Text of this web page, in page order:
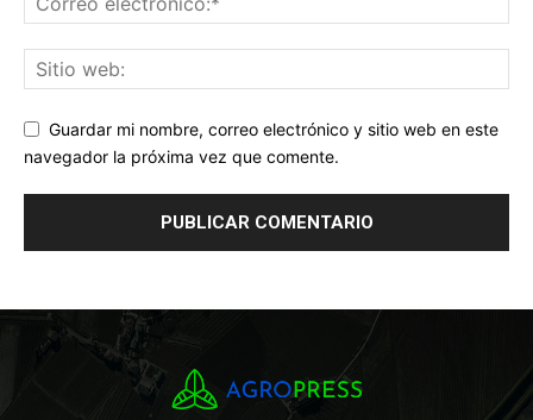
Guardar mi nombre, correo electrónico y sitio web en este
navegador la próxima vez que comente.